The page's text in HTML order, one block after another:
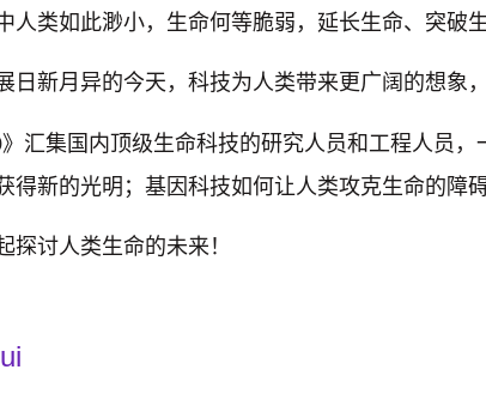
人类如此渺小，生命何等脆弱，延长生命、突破
日新月异的今天，科技为人类带来更广阔的想象
》汇集国内顶级生命科技的研究人员和工程人员
得新的光明；基因科技如何让人类攻克生命的障
探讨人类生命的未来！